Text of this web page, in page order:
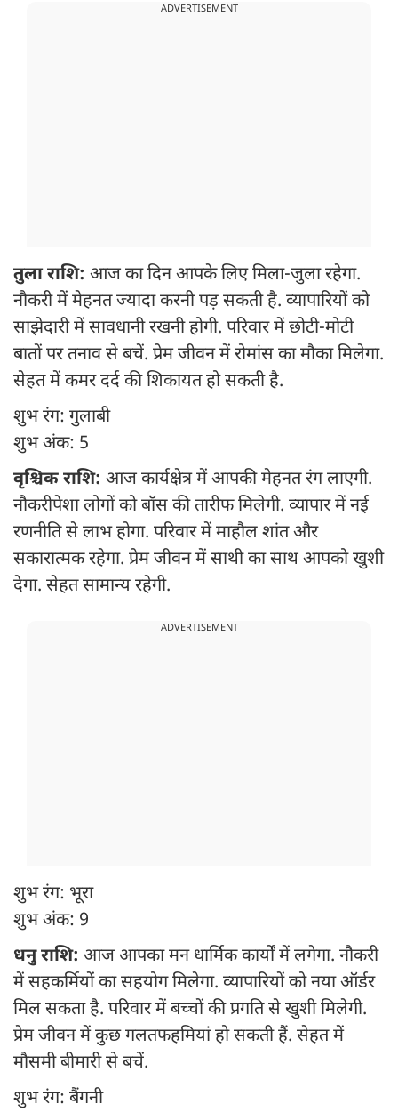
ADVERTISEMENT
तुला राशि: आज का दिन आपके लिए मिला-जुला रहेगा.
नौकरी में मेहनत ज्यादा करनी पड़ सकती है. व्यापारियों को
साझेदारी में सावधानी रखनी होगी. परिवार में छोटी-मोटी
बातों पर तनाव से बचें. प्रेम जीवन में रोमांस का मौका मिलेगा.
सेहत में कमर दर्द की शिकायत हो सकती है.
शुभ रंग: गुलाबी
शुभ अंक: 5
वृश्चिक राशि: आज कार्यक्षेत्र में आपकी मेहनत रंग लाएगी.
नौकरीपेशा लोगों को बॉस की तारीफ मिलेगी. व्यापार में नई
रणनीति से लाभ होगा. परिवार में माहौल शांत और
सकारात्मक रहेगा. प्रेम जीवन में साथी का साथ आपको खुशी
देगा. सेहत सामान्य रहेगी.
ADVERTISEMENT
शुभ रंग: भूरा
शुभ अंक: 9
धनु राशि: आज आपका मन धार्मिक कार्यों में लगेगा. नौकरी
में सहकर्मियों का सहयोग मिलेगा. व्यापारियों को नया ऑर्डर
मिल सकता है. परिवार में बच्चों की प्रगति से खुशी मिलेगी.
प्रेम जीवन में कुछ गलतफहमियां हो सकती हैं. सेहत में
मौसमी बीमारी से बचें.
शुभ रंग: बैंगनी